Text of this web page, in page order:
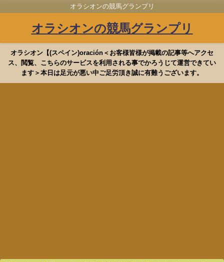
オラシオンの競馬グランプリ
オラシオンの競馬グランプリ
オラシオン【(スペイン)oración＜お客様皆様が掲載の記事等へアクセ
ス、閲覧、こちらのサービスを利用される事でかろうじて運営できてい
ます＞本日は足元が悪い中ご足労頂き誠に有難うございます。